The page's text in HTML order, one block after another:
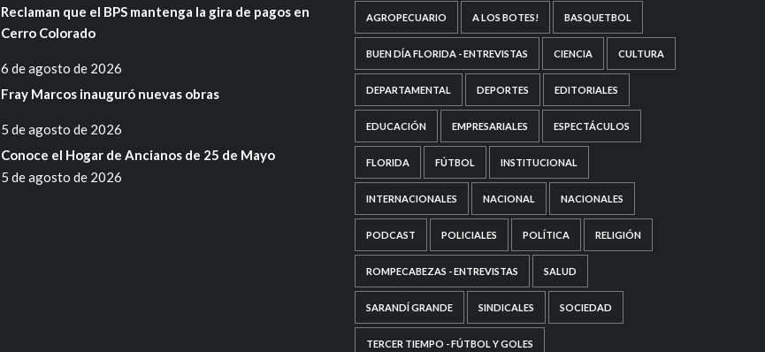
Reclaman que el BPS mantenga la gira de pagos en
Cerro Colorado
6 de agosto de 2026
Fray Marcos inauguró nuevas obras
5 de agosto de 2026
Conoce el Hogar de Ancianos de 25 de Mayo
5 de agosto de 2026
AGROPECUARIO A LOS BOTES! BASQUETBOL
BUEN DÍA FLORIDA - ENTREVISTAS CIENCIA CULTURA
DEPARTAMENTAL DEPORTES EDITORIALES
EDUCACIÓN EMPRESARIALES ESPECTÁCULOS
FLORIDA FÚTBOL INSTITUCIONAL
INTERNACIONALES NACIONAL NACIONALES
PODCAST POLICIALES POLÍTICA RELIGIÓN
ROMPECABEZAS - ENTREVISTAS SALUD
SARANDÍ GRANDE SINDICALES SOCIEDAD
TERCER TIEMPO - FÚTBOL Y GOLES